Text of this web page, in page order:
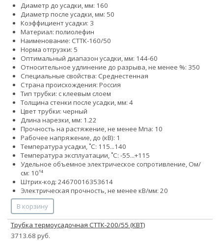
Диаметр до усадки, мм: 160
Диаметр после усадки, мм: 50
Коэффициент усадки: 3
Материал: полиолефин
Наименование: СТТК-160/50
Норма отгрузки: 5
Оптимальный диапазон усадки, мм: 144-60
Относительное удлинение до разрыва, не менее %: 350
Специальные свойства: Среднестенная
Страна происхождения: Россия
Тип трубки: с клеевым слоем
Толщина стенки после усадки, мм: 4
Цвет трубки: черный
Длина нарезки, мм: 1.22
Прочность на растяжение, не менее Мпа: 10
Рабочее напряжение, до (кВ): 1
Температура усадки, ˚С: 115...140
Температура эксплуатации, ˚С: -55...+115
Удельное объемное электрическое сопротивление, Ом/
см: 10¹⁴
Штрих-код: 24670016353614
Электрическая прочность, не менее кВ/мм: 20
В корзину
Трубка термоусадочная СТТК-200/55 (КВТ)
3713.68 руб.